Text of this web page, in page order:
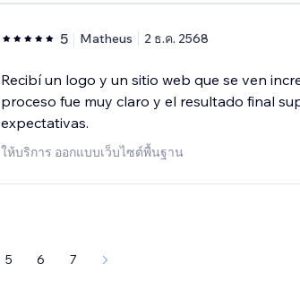
5 Matheus 2 ธ.ค. 2568
Recibí un logo y un sitio web que se ven
proceso fue muy claro y el resultado final
expectativas.
ให้บริการ ออกแบบเว็บไซต์พื้นฐาน
5 6 7